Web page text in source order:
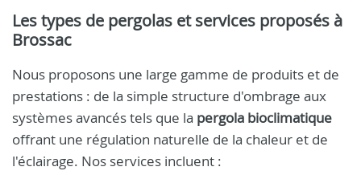
Les types de pergolas et services proposés à
Brossac
Nous proposons une large gamme de produits et de
prestations : de la simple structure d'ombrage aux
systèmes avancés tels que la pergola bioclimatique
offrant une régulation naturelle de la chaleur et de
l'éclairage. Nos services incluent :